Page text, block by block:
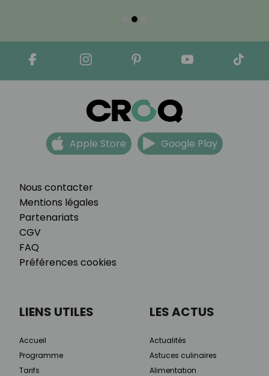
Nous contacter
Mentions légales
Partenariats
CGV
FAQ
Préférences cookies
Apple Store Google Play
LIENS UTILES
Accueil
Programme
Tarifs
LES ACTUS
Actualités
Astuces culinaires
Alimentation